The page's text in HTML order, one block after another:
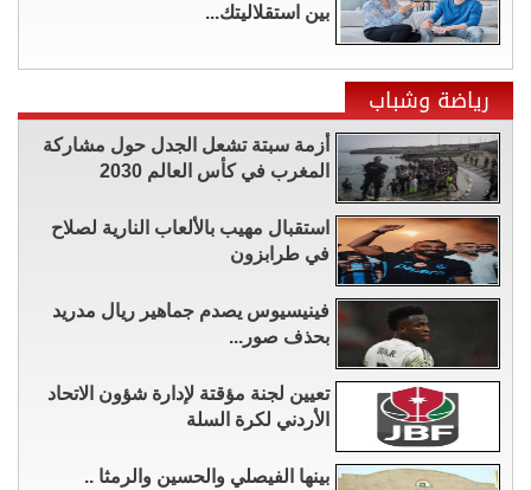
بين استقلاليتك...
رياضة وشباب
أزمة سبتة تشعل الجدل حول مشاركة
المغرب في كأس العالم 2030
استقبال مهيب بالألعاب النارية لصلاح
في طرابزون
فينيسيوس يصدم جماهير ريال مدريد
بحذف صور...
تعيين لجنة مؤقتة لإدارة شؤون الاتحاد
الأردني لكرة السلة
بينها الفيصلي والحسين والرمثا ..